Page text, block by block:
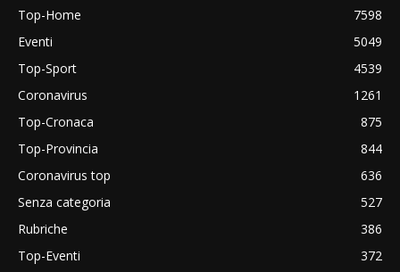
Top-Home
7598
Eventi
5049
Top-Sport
4539
Coronavirus
1261
Top-Cronaca
875
Top-Provincia
844
Coronavirus top
636
Senza categoria
527
Rubriche
386
Top-Eventi
372